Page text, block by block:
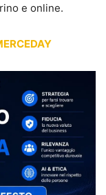
e online.